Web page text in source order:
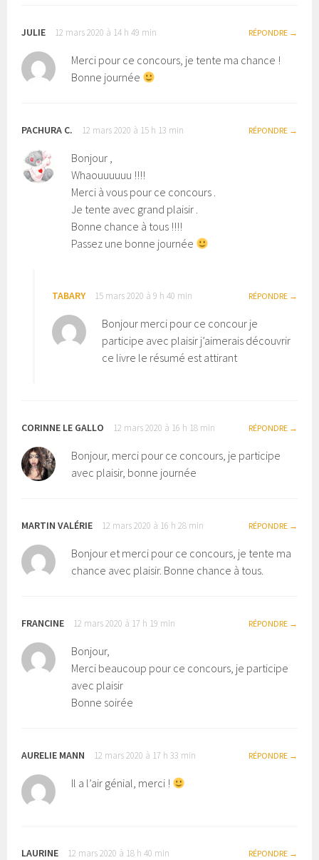
JULIE 12 mars 2020 à 14 h 49 min RÉPONDRE
Merci pour ce concours, je tente ma chance !
Bonne journée
PACHURA C. 12 mars 2020 à 15 h 13 min RÉPONDRE
Bonjour ,
Whaouuuuuu !!!!
Merci à vous pour ce concours .
Je tente avec grand plaisir .
Bonne chance à tous !!!!
Passez une bonne journée
TABARY 15 mars 2020 à 9 h 40 min RÉPONDRE
Bonjour merci pour ce concour je
participe avec plaisir j’aimerais découvrir
ce livre le résumé est attirant
CORINNE LE GALLO 12 mars 2020 à 16 h 18 min RÉPONDRE
Bonjour, merci pour ce concours, je participe
avec plaisir, bonne journée
MARTIN VALÉRIE 12 mars 2020 à 16 h 28 min RÉPONDRE
Bonjour et merci pour ce concours, je tente ma
chance avec plaisir. Bonne chance à tous.
FRANCINE 12 mars 2020 à 17 h 19 min RÉPONDRE
Bonjour,
Merci beaucoup pour ce concours, je participe
avec plaisir
Bonne soirée
AURELIE MANN 12 mars 2020 à 17 h 33 min RÉPONDRE
Il a l’air génial, merci !
LAURINE 12 mars 2020 à 18 h 40 min RÉPONDRE